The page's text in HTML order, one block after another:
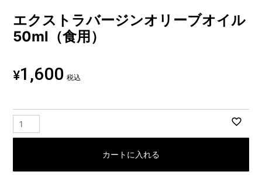
エクストラバージンオリーブオイル
50ml（食用）
¥1,600 税込
カートに入れる